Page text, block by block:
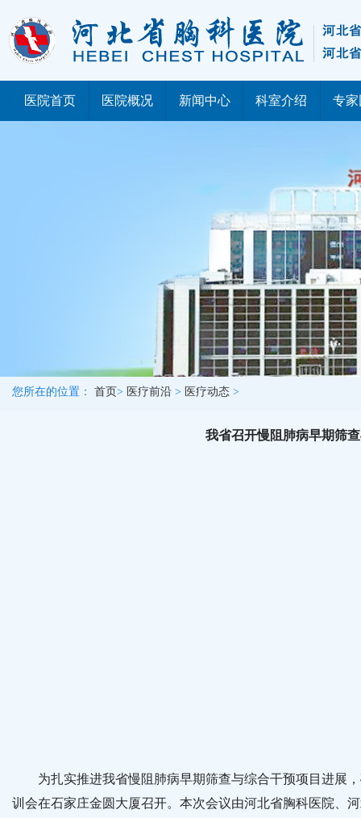
医院首页 医院概况 新闻中心 科室介绍 专
您所在的位置： 首页> 医疗前沿 > 医疗动态 >
我省召开慢阻肺病早期筛
为扎实推进我省慢阻肺病早期筛查与综合干预项目进展，
训会在石家庄金圆大厦召开。本次会议由河北省胸科医院、